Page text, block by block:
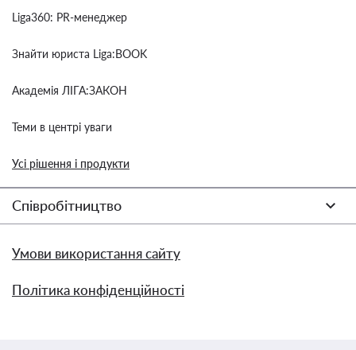
Liga360: PR-менеджер
Знайти юриста Liga:BOOK
Академія ЛІГА:ЗАКОН
Теми в центрі уваги
Усі рішення і продукти
Співробітництво
Умови використання сайту
Політика конфіденційності